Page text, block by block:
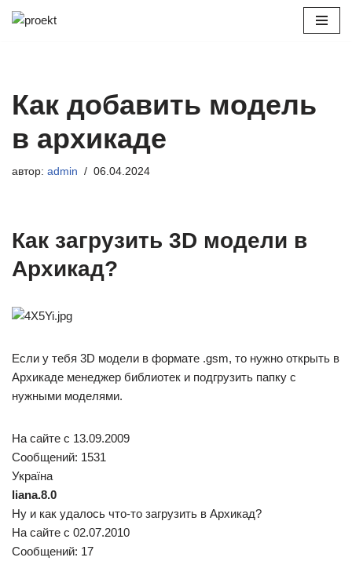
Как добавить модель
в архикаде
автор: admin 06.04.2024
Как загрузить 3D модели в
Архикад?
Если у тебя 3D модели в формате .gsm, то нужно открыть в
Архикаде менеджер библиотек и подгрузить папку с
нужными моделями.
На сайте c 13.09.2009
Сообщений: 1531
Україна
liana.8.0
Ну и как удалось что-то загрузить в Архикад?
На сайте c 02.07.2010
Сообщений: 17